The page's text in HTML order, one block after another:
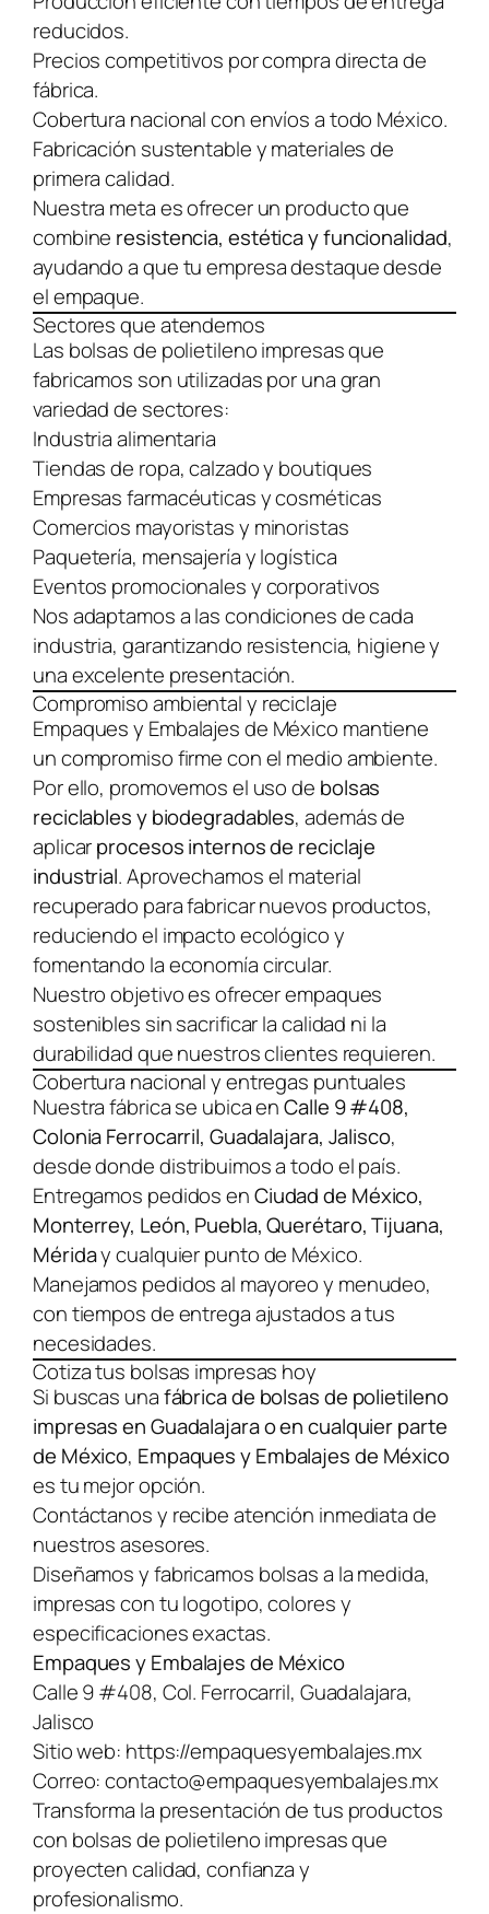
reducidos.
Precios competitivos por compra directa de
fábrica.
Cobertura nacional con envíos a todo México.
Fabricación sustentable y materiales de
primera calidad.
Nuestra meta es ofrecer un producto que
combine resistencia, estética y funcionalidad,
ayudando a que tu empresa destaque desde
el empaque.
Sectores que atendemos
Las bolsas de polietileno impresas que
fabricamos son utilizadas por una gran
variedad de sectores:
Industria alimentaria
Tiendas de ropa, calzado y boutiques
Empresas farmacéuticas y cosméticas
Comercios mayoristas y minoristas
Paquetería, mensajería y logística
Eventos promocionales y corporativos
Nos adaptamos a las condiciones de cada
industria, garantizando resistencia, higiene y
una excelente presentación.
Compromiso ambiental y reciclaje
Empaques y Embalajes de México mantiene
un compromiso firme con el medio ambiente.
Por ello, promovemos el uso de bolsas
reciclables y biodegradables, además de
aplicarprocesos internos de reciclaje
industrial. Aprovechamos el material
recuperado para fabricar nuevos productos,
reduciendo el impacto ecológico y
fomentando la economía circular.
Nuestro objetivo es ofrecer empaques
sostenibles sin sacrificar la calidad ni la
durabilidad que nuestros clientes requieren.
Cobertura nacional y entregas puntuales
Nuestra fábrica se ubica enCalle 9 #408,
Colonia Ferrocarril, Guadalajara, Jalisco,
desde donde distribuimos a todo el país.
Entregamos pedidos enCiudad de México,
Monterrey, León, Puebla, Querétaro, Tijuana,
Mériday cualquier punto de México.
Manejamos pedidos al mayoreo y menudeo,
con tiempos de entrega ajustados a tus
necesidades.
Cotiza tus bolsas impresas hoy
Si buscas unafábrica de bolsas de polietileno
impresas en Guadalajara o en cualquier parte
de México, Empaques y Embalajes de México
es tu mejor opción.
Contáctanos y recibe atención inmediata de
nuestros asesores.
Diseñamos y fabricamos bolsas a la medida,
impresas con tu logotipo, colores y
especificaciones exactas.
Empaques y Embalajes de México
Calle 9 #408, Col. Ferrocarril, Guadalajara,
Jalisco
Sitio web: https://empaquesyembalajes.mx
Correo:contacto@empaquesyembalajes.mx
Transforma la presentación de tus productos
con bolsas de polietileno impresas que
proyecten calidad, confianza y
profesionalismo.